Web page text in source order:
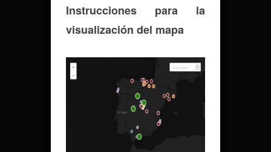
Instrucciones para la
visualización del mapa